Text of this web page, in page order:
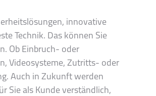
innovative
Technik. Das können Sie
Ob Einbruch- oder
Videosysteme, Zutritts- oder
Auch in Zukunft werden
Sie als Kunde verständlich,